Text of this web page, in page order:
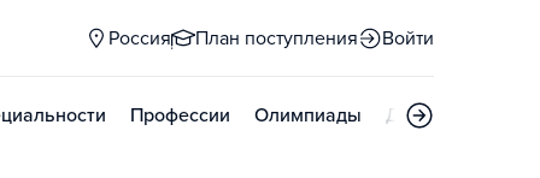
Россия План поступления Войти
Профессии Олимпиады Дни открытых